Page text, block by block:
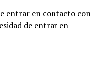
entrar en contacto con
de entrar en